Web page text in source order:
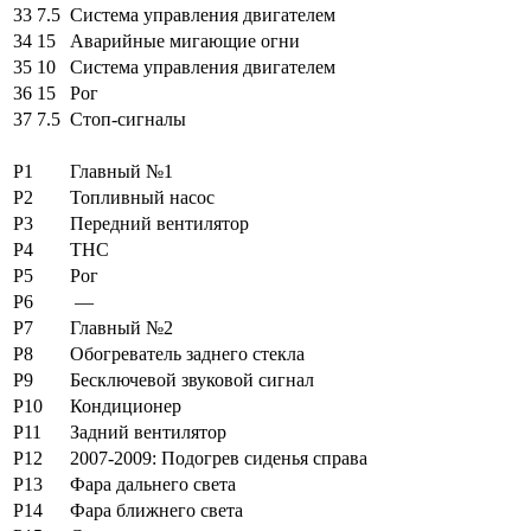
33 7.5 Система управления двигателем
34 15
Аварийные мигающие огни
35 10
Система управления двигателем
36 15
Рог
37 7.5 Стоп-сигналы
Р1
Главный №1
Р2
Топливный насос
Р3
Передний вентилятор
Р4
ТНС
Р5
Рог
Р6
—
Р7
Главный №2
Р8
Обогреватель заднего стекла
Р9
Бесключевой звуковой сигнал
Р10
Кондиционер
Р11
Задний вентилятор
Р12
2007-2009: Подогрев сиденья справа
Р13
Фара дальнего света
Р14
Фара ближнего света